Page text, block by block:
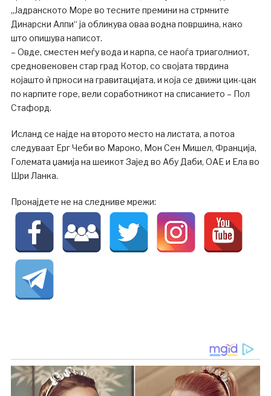
„Јадранското Море во тесните премини на стрмните
Динарски Алпи“ ја обликува оваа водна површина, како
што опишува написот.
– Овде, сместен меѓу вода и карпа, се наоѓа триаголниот,
средновековен стар град Котор, со својата тврдина
којашто ѝ пркоси на гравитацијата, и која се движи цик-цак
по карпите горе, вели соработникот на списанието – Пол
Стафорд.
Исланд се најде на второто место на листата, а потоа
следуваат Ерг Чеби во Мароко, Мон Сен Мишел, Франција,
Големата џамија на шеикот Зајед во Абу Даби, ОАЕ и Ела во
Шри Ланка.
Пронајдете не на следниве мрежи: